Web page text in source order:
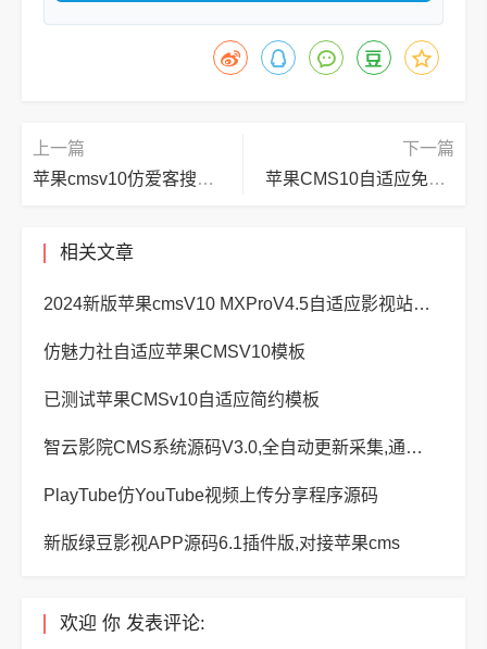
上一篇
苹果cmsv10仿爱客搜索自适应模板
下一篇
苹果CMS10自适应免费电影站模板
相关文章
2024新版苹果cmsV10 MXProV4.5自适应影视站主题模板
仿魅力社自适应苹果CMSV10模板
已测试苹果CMSv10自适应简约模板
智云影院CMS系统源码V3.0,全自动更新采集,通用API接口
PlayTube仿YouTube视频上传分享程序源码
新版绿豆影视APP源码6.1插件版,对接苹果cms
欢迎 你 发表评论: